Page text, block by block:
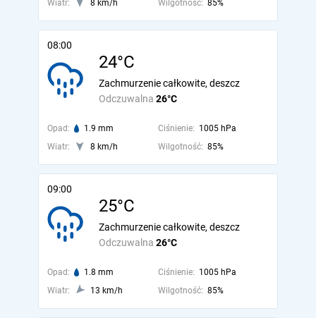
Wiatr: 8 km/h Wilgotność: 85%
08:00
24°C
Odczuwalna 26°C
Zachmurzenie całkowite, deszcz
Opad: 1.9 mm Ciśnienie: 1005 hPa
Wiatr:
8 km/h Wilgotność: 85%
09:00
25°C
Odczuwalna 26°C
Zachmurzenie całkowite, deszcz
Opad: 1.8 mm Ciśnienie: 1005 hPa
Wiatr:
13 km/h Wilgotność: 85%